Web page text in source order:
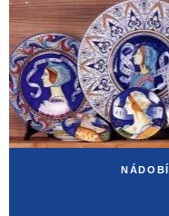
NÁDOBÍ